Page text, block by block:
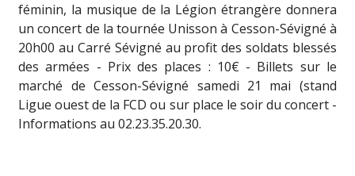
féminin, la musique de la Légion étrangère donnera
un concert de la tournée Unisson à Cesson-Sévigné à
20h00 au Carré Sévigné au profit des soldats blessés
des armées - Prix des places : 10€ - Billets sur le
marché de Cesson-Sévigné samedi 21 mai (stand
Ligue ouest de la FCD ou sur place le soir du concert -
Informations au 02.23.35.20.30.